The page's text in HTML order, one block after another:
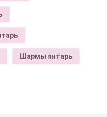
Шармы янтарь